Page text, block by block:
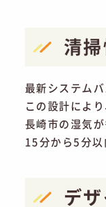
清
最新システム
この設計によ
長崎市の湿気
15分から5分以
デ